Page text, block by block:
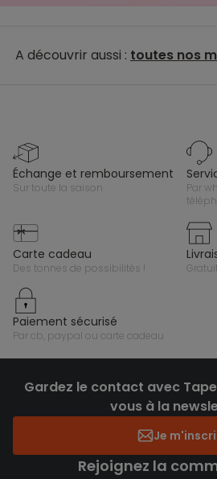
A découvrir aussi : toutes nos
échange et remboursement
sur toute la saison
par whatsapp, e-mail ou
carte cadeau
des tonnes de possibilités !
paiement sécurisé
par cb, paypal ou carte cadeau
Gardez le contact avec
vous à la
Je
Rejoignez la